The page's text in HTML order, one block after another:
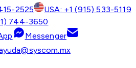
2525
USA: +1 (915) 533-5119
744-3650
Messenger